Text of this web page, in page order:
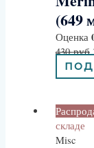
(649
Оценка
430руб
складе
Misc